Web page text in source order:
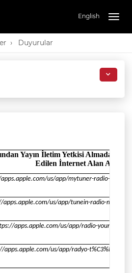
English
Duyurular
Yayın İletim Yetkisi Almadan
Edilen İnternet Alan Adları
us/app/mytuner-radio-live-
us/app/tunein-radio-music-
apps.apple.com/us/app/radio-your-radio/
apps.apple.com/us/app/radyo-